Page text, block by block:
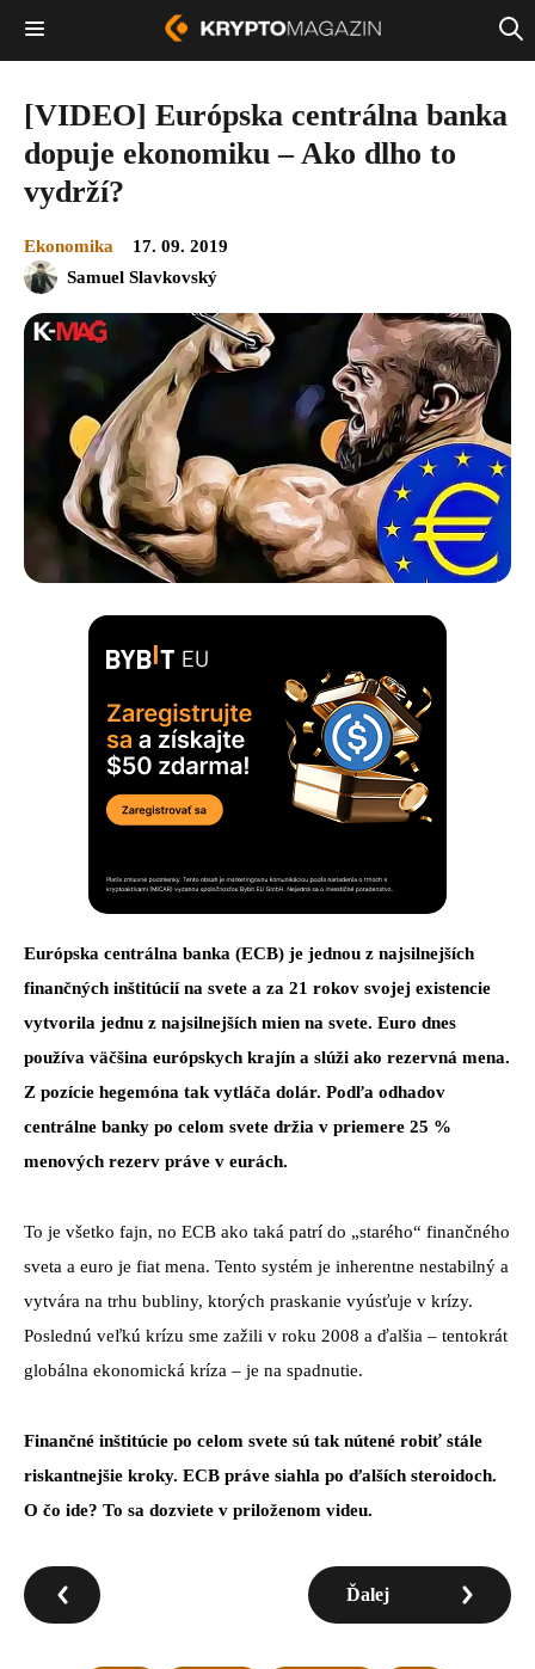
[VIDEO] Európska centrálna banka
dopuje ekonomiku – Ako dlho to
vydrží?
Ekonomika
17. 09. 2019
Samuel Slavkovský
Európska centrálna banka (ECB) je jednou z najsilnejších
finančných inštitúcií na svete a za 21 rokov svojej existencie
vytvorila jednu z najsilnejších mien na svete. Euro dnes
používa väčšina európskych krajín a slúži ako rezervná mena.
Z pozície hegemóna tak vytláča dolár. Podľa odhadov
centrálne banky po celom svete držia v priemere 25 %
menových rezerv práve v eurách.
To je všetko fajn, no ECB ako taká patrí do „starého“ finančného
sveta a euro je fiat mena. Tento systém je inherentne nestabilný a
vytvára na trhu bubliny, ktorých praskanie vyúsťuje v krízy.
Poslednú veľkú krízu sme zažili v roku 2008 a ďalšia – tentokrát
globálna ekonomická kríza – je na spadnutie.
Finančné inštitúcie po celom svete sú tak nútené robiť stále
riskantnejšie kroky. ECB práve siahla po ďalších steroidoch.
O čo ide? To sa dozviete v priloženom videu.
Ďalej